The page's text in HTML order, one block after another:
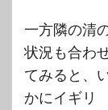
一方隣の清
状況も合わ
てみると、
かにイギリ